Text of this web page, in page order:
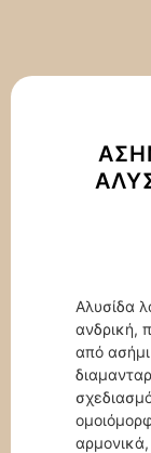
Αλυσίδα
ανδρική,
από